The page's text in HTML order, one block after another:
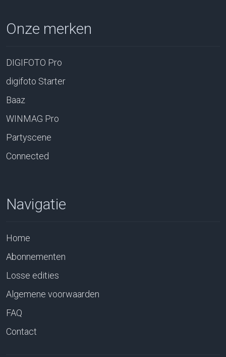
Onze merken
DIGIFOTO Pro
digifoto Starter
Baaz
WINMAG Pro
Partyscene
Connected
Navigatie
Home
Abonnementen
Losse edities
Algemene voorwaarden
FAQ
Contact